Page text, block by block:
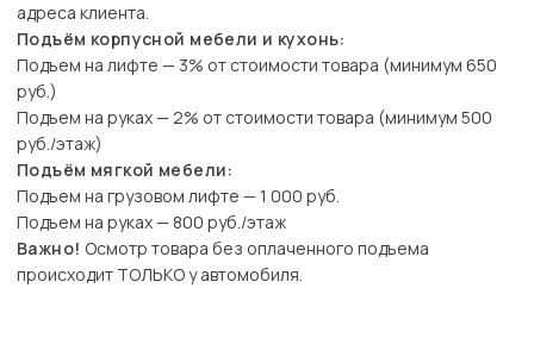
адреса клиента.
Подъём корпусной мебели и кухонь:
Подъем на лифте — 3% от стоимости товара (минимум 650
руб.)
Подъем на руках — 2% от стоимости товара (минимум 500
руб./этаж)
Подъём мягкой мебели:
Подъем на грузовом лифте — 1 000 руб.
Подъем на руках — 800 руб./этаж
Важно! Осмотр товара без оплаченного подъема
происходит ТОЛЬКО у автомобиля.